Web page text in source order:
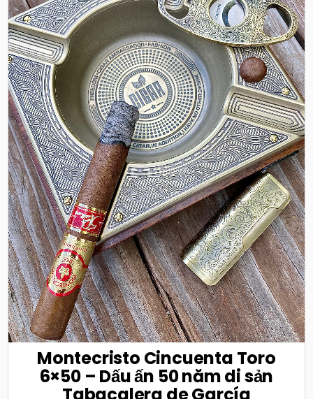
Montecristo Cincuenta Toro
6×50 – Dấu ấn 50 năm di sản
Tabacalera de García